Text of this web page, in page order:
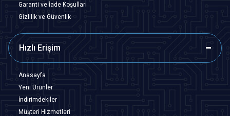
Garanti ve İade Koşulları
Gizlilik ve Güvenlik
Hızlı Erişim
Anasayfa
Yeni Ürünler
İndirimdekiler
Müşteri Hizmetleri